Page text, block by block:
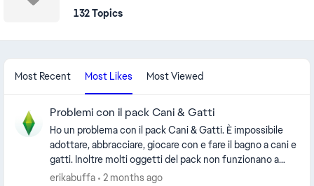
132 Topics
Most Recent Most Likes Most Viewed
Problemi con il pack Cani & Gatti
Ho un problema con il pack Cani & Gatti. È impossibile
adottare, abbracciare, giocare con e fare il bagno a cani e
gatti. Inoltre molti oggetti del pack non funzionano a
dovere, come ad esempio l'aspirapolvere robot che
erikabuffa
2 months ago